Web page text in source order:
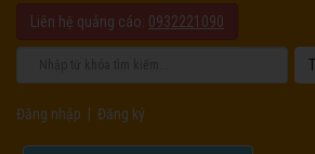
Liên hệ quảng cáo: 0932221090
Đăng nhập Đăng ký